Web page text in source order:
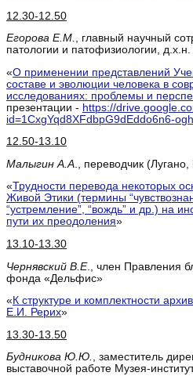
12.30-12.50
Егорова Е.М. , главный научный
патологии и патофизиологии, д.х.н.
«О применении представлений
составе и эволюции человека в
исследованиях: проблемы и
презентации - https://
id=1CxgYqd8XFdbpG9dEddo6n6-
12.50-13.10
Малыгин А.А ., переводчик
«Трудности перевода некоторых
Живой Этики (термины
“устремление”, “вождь” и др.) на
пути их преодоления»
13.10-13.30
Чернявский В.Е., член Правления
фонда «Дельфис»
« К структуре и комплектности
Е.И. Рерих»
13.30-13.50
Будникова Ю.Ю. , заместитель
выставочной работе Музея-